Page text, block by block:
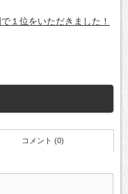
１位をいただきました！
コメント (0)